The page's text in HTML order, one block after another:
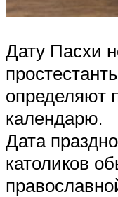
Дату Пасхи
определяют
календарю.
Дата
католиков